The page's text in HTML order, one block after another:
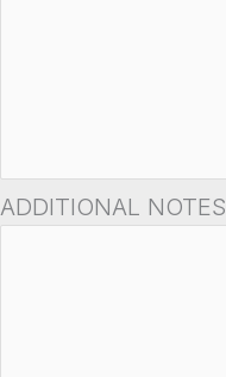
ADDITIONAL NOTES